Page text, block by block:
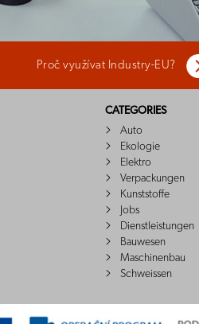
Proč využívat Industry-EU?
CATEGORIES
Auto
Ekologie
Elektro
Verpackungen
Kunststoffe
Jobs
Dienstleistungen
Bauwesen
Maschinenbau
Schweissen